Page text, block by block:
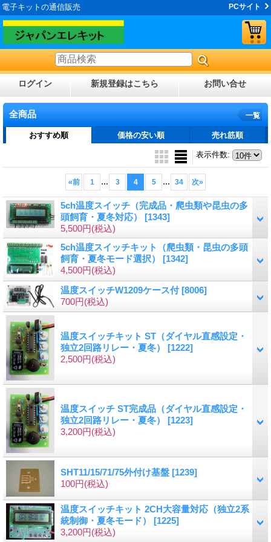
電子キットの通信販売 PCサイト
ログイン 新規登録はこちら お問い合せ
全商品 一覧
おすすめ順 価格の安い順 売れ筋順
表示件数:
«前 1 ... 3 4 5 ... 34 次»
5ch温度スイッチ（完成品・爬虫類や昆虫の多
頭飼育・夏冬対応） [1343]
5,500円(税込)
5ch温度スイッチキット（爬虫類・昆虫の多頭
飼育・夏冬モード選択） [1342]
4,500円(税込)
温度スイッチW1209ケース付[8006]
700円(税込)
温度スイッチキット ST（ダイヤル直感設定・
独立2回路リレー・夏冬） [1222]
2,500円(税込)
温度スイッチ ST完成品（ダイヤル直感設定・
独立2回路リレー・夏冬） [1223]
3,200円(税込)
SHT11/15/71/75外付け基盤 [1239]
100円(税込)
温度スイッチキット 2CH大容量対応（独立2系
統制御・夏冬モード） [1225]
3,200円(税込)